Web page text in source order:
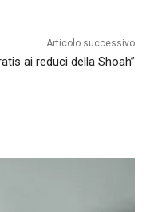
Articolo successivo
ai reduci della Shoah”